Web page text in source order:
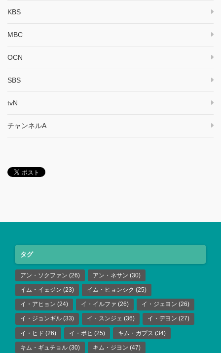
KBS
MBC
OCN
SBS
tvN
チャンネルA
タグ
アン・ソクファン (26) アン・ネサン (30)
イム・イェジン (23) イム・ヒョンシク (25)
イ・アヒョン (24) イ・イルファ (26) イ・ジェヨン (26)
イ・ジョンギル (33) イ・スンジェ (36) イ・デヨン (27)
イ・ヒド (26) イ・ボヒ (25) キム・ガプス (34)
キム・ギュチョル (30) キム・ジヨン (47)